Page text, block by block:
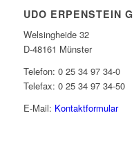
UDO ERPENSTEIN
Welsingheide 32
D-48161 Münster
Telefon: 0 25 34 97 34-0
Telefax: 0 25 34 97 34-50
E-Mail: Kontaktformular